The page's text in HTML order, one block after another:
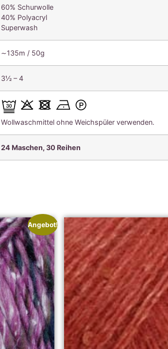
60% Schurwolle
40% Polyacryl
Superwash
∼135m / 50g
3½ – 4
Wollwaschmittel ohne Weichspüler verwenden.
24 Maschen, 30 Reihen
Angebot!